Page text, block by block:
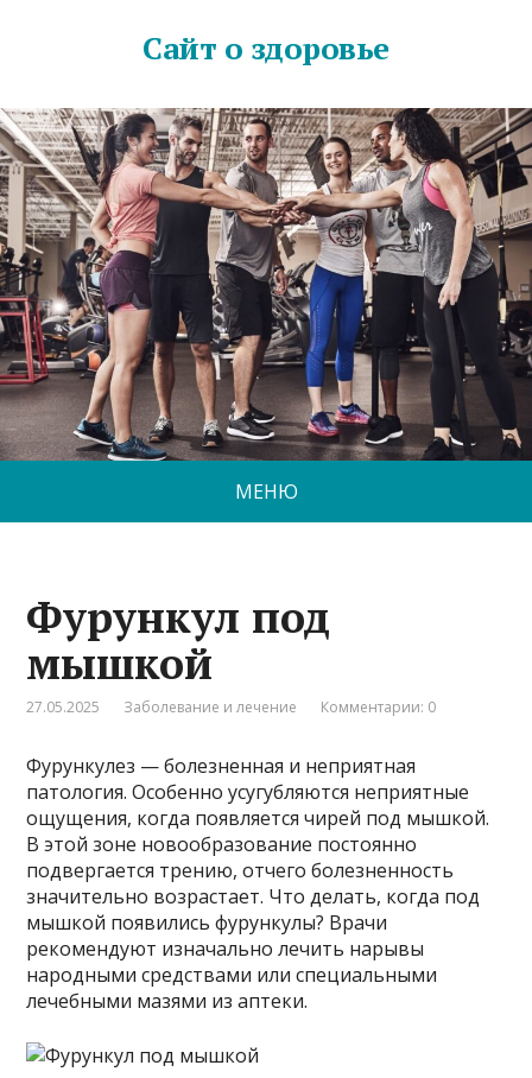
Сайт о здоровье
МЕНЮ
Фурункул под
мышкой
27.05.2025 Заболевание и лечение Комментарии: 0
Фурункулез — болезненная и неприятная
патология. Особенно усугубляются неприятные
ощущения, когда появляется чирей под мышкой.
В этой зоне новообразование постоянно
подвергается трению, отчего болезненность
значительно возрастает. Что делать, когда под
мышкой появились фурункулы? Врачи
рекомендуют изначально лечить нарывы
народными средствами или специальными
лечебными мазями из аптеки.